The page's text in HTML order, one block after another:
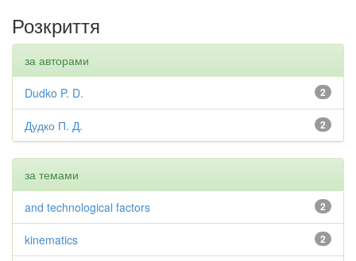
Розкриття
за авторами
2
Dudko P. D.
2
Дудко П. Д.
за темами
2
and technological factors
2
kinematics